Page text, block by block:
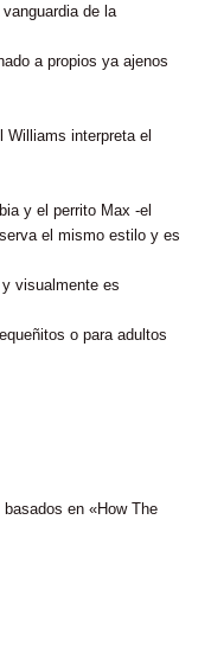
de la
a propios ya ajenos
Williams interpreta el
y el perrito Max -el
el mismo estilo y es
visualmente es
o para adultos
en «How The